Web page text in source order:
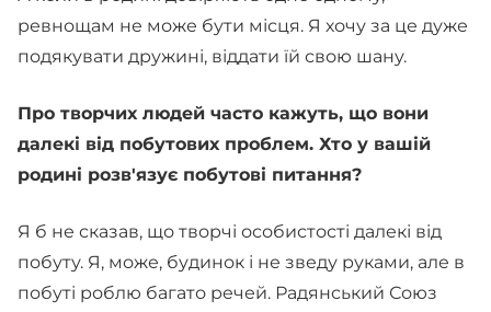
ревнощам не може бути місця. Я хочу за це дуже
подякувати дружині, віддати їй свою шану.
Про творчих людей часто кажуть, що вони
далекі від побутових проблем. Хто у вашій
родині розв'язує побутові питання?
Я б не сказав, що творчі особистості далекі від
побуту. Я, може, будинок і не зведу руками, але в
побуті роблю багато речей. Радянський Союз